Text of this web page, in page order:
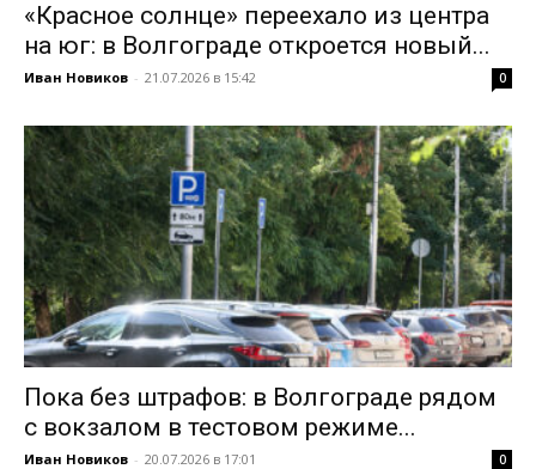
«Красное солнце» переехало из центра
на юг: в Волгограде откроется новый...
Иван Новиков - 21.07.2026 в 15:42 0
Пока без штрафов: в Волгограде рядом
с вокзалом в тестовом режиме...
Иван Новиков - 20.07.2026 в 17:01 0